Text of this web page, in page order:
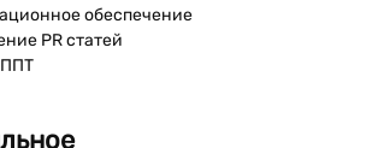
обеспечение
PR статей